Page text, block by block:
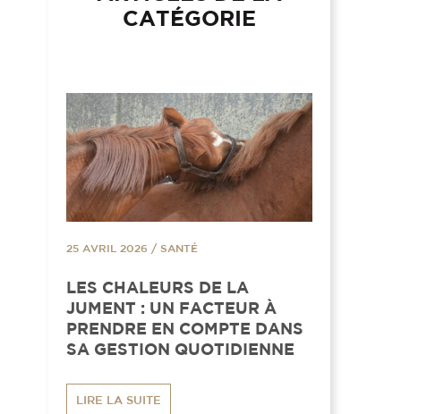
CATÉGORIE
25 AVRIL 2026 / SANTÉ
LES CHALEURS DE LA
JUMENT : UN FACTEUR À
PRENDRE EN COMPTE DANS
SA GESTION QUOTIDIENNE
LIRE LA SUITE